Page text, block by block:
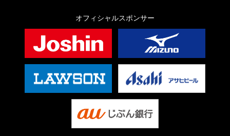
オフィシャルスポンサー